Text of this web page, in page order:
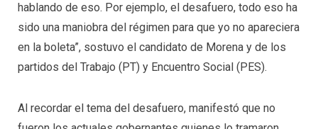
hablando de eso. Por ejemplo, el desafuero, todo eso ha
sido una maniobra del régimen para que yo no apareciera
en la boleta”, sostuvo el candidato de Morena y de los
partidos del Trabajo (PT) y Encuentro Social (PES).
Al recordar el tema del desafuero, manifestó que no